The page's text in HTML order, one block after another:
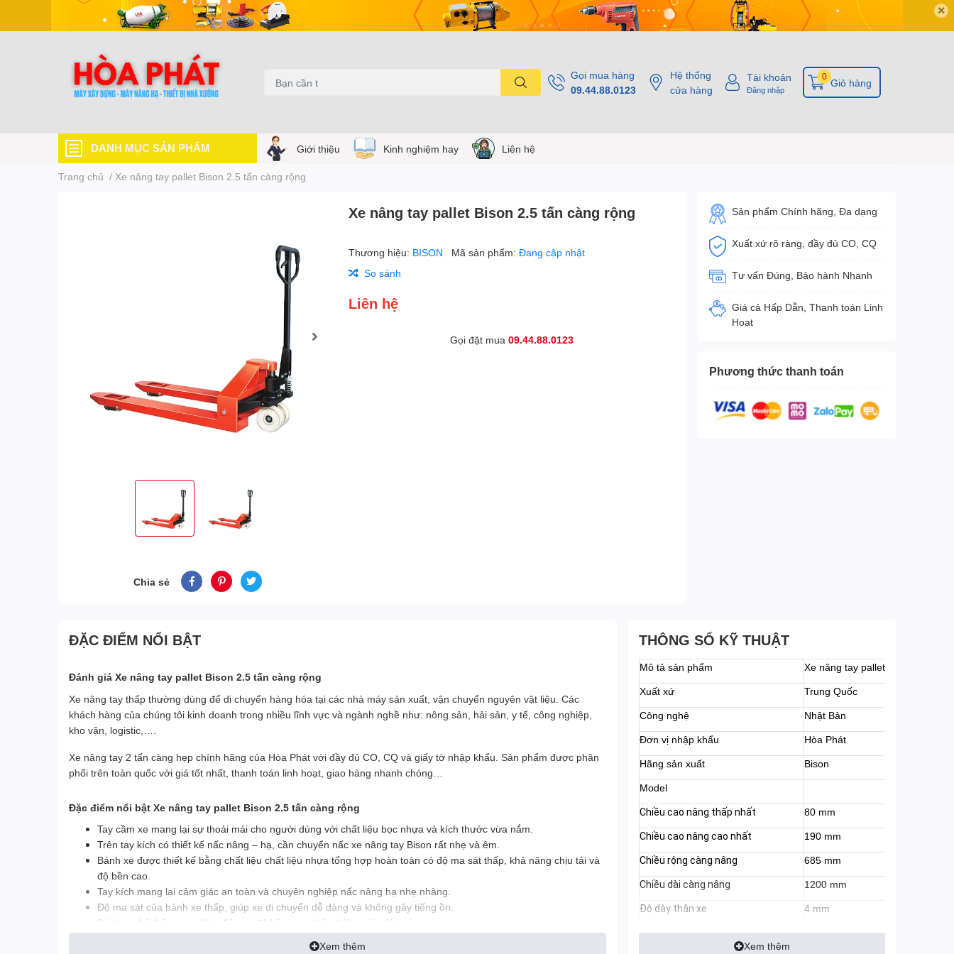
✕
Gọi mua hàng
09.44.88.0123
Hệ thống
cửa hàng
Tài khoản
Đăng nhập
Giỏ hàng
0
DANH MỤC SẢN PHẨM Giới thiệu Kinh nghiệm hay Liên hệ
Trang chủ / Xe nâng tay pallet Bison 2.5 tấn càng rộng
Chia sẻ
Xe nâng tay pallet Bison 2.5 tấn càng rộng
Thương hiệu: BISON Mã sản phẩm:Đang cập nhật
So sánh
Liên hệ
Gọi đặt mua09.44.88.0123
Sản phẩm Chính hãng, Đa dạng
Xuất xứ rõ ràng, đầy đủ CO, CQ
Tư vấn Đúng, Bảo hành Nhanh
Giá cả Hấp Dẫn, Thanh toán Linh
Hoạt
Phương thức thanh toán
ĐẶC ĐIỂM NỔI BẬT
Đánh giá Xe nâng tay pallet Bison 2.5 tấn càng rộng
Xe nâng tay thấp thường dùng để di chuyển hàng hóa tại các nhà máy sản xuất, vận chuyển nguyên vật liệu. Các
khách hàng của chúng tôi kinh doanh trong nhiều lĩnh vực và ngành nghề như: nông sản, hải sản, y tế, công nghiệp,
kho vận, logistic,….
Xe nâng tay 2 tấn càng hẹp chính hãng của Hòa Phát với đầy đủ CO, CQ và giấy tờ nhập khẩu. Sản phẩm được phân
phối trên toàn quốc với giá tốt nhất, thanh toán linh hoạt, giao hàng nhanh chóng…
Đặc điểm nổi bật Xe nâng tay pallet Bison 2.5 tấn càng rộng
Tay cầm xe mang lại sự thoải mái cho người dùng với chất liệu bọc nhựa và kích thước vừa nắm.
Trên tay kích có thiết kế nấc nâng – hạ, cần chuyển nấc xe nâng tay Bison rất nhẹ và êm.
Bánh xe được thiết kế bằng chất liệu chất liệu nhựa tổng hợp hoàn toàn có độ ma sát thấp, khả năng chịu tải và
độ bền cao.
Tay kích mang lại cảm giác an toàn và chuyên nghiệp nấc nâng hạ nhẹ nhàng.
Độ ma sát của bánh xe thấp, giúp xe di chuyển dễ dàng và không gây tiếng ồn.
Sử dụng hệ thống sơn tĩnh điện có độ bền cao, thân thiện với môi trường.
Xem thêm
THÔNG SỐ KỸ THUẬT
Mô tả sản phẩm Xe nâng tay pallet
Xuất xứ Trung Quốc
Công nghệ Nhật Bản
Đơn vị nhập khẩu Hòa Phát
Hãng sản xuất Bison
Model
Chiều cao nâng thấp nhất 80 mm
Chiều cao nâng cao nhất 190 mm
Chiều rộng càng nâng 685 mm
Chiều dài càng nâng 1200 mm
Độ dày thân xe 4 mm
Chất liệu bánh Nhựa tổng hợp
Xem thêm